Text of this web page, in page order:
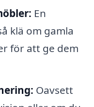
En
klä om gamla
för att ge dem
Oavsett